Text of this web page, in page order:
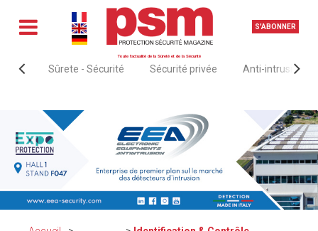
S'ABONNER
Toute l'actualité de la Sûreté et de la Sécurité
Sûrete - Sécurité Sécurité privée Anti-intrusion &
Actualités
Identification & Contrôle
d'accès